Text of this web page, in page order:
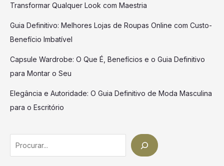
Transformar Qualquer Look com Maestria
Guia Definitivo: Melhores Lojas de Roupas Online com Custo-
Benefício Imbatível
Capsule Wardrobe: O Que É, Benefícios e o Guia Definitivo
para Montar o Seu
Elegância e Autoridade: O Guia Definitivo de Moda Masculina
para o Escritório